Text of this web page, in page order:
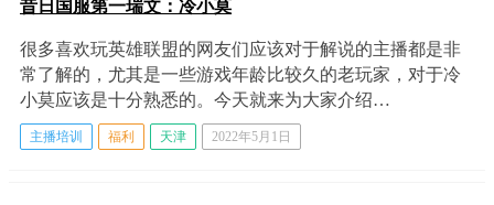
昔日国服第一瑞文：冷小莫
很多喜欢玩英雄联盟的网友们应该对于解说的主播都是非
常了解的，尤其是一些游戏年龄比较久的老玩家，对于冷
小莫应该是十分熟悉的。今天就来为大家介绍…
主播培训 福利 天津 2022年5月1日